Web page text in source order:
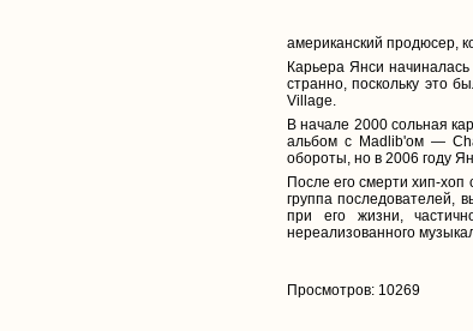
американский продюсер,
Карьера Янси
странно, поскольку это
Village.
В начале 2000 сольная
альбом с Madlib'ом —
обороты, но в 2006 году
После его смерти хип-
группа последователей,
при его жизни,
нереализованного
Просмотров: 10269